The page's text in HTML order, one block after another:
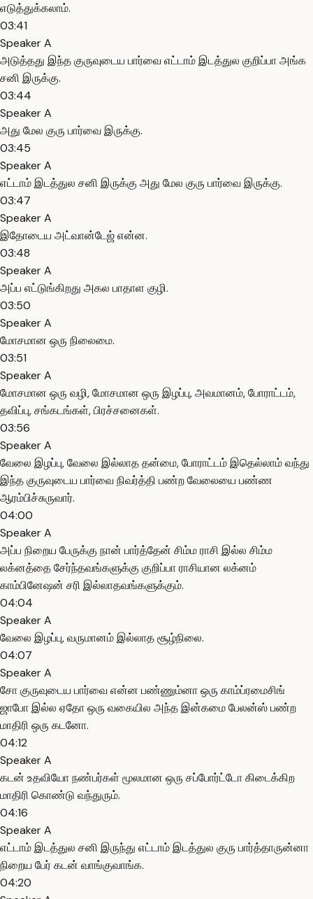
எடுத்துக்கலாம்.
03:41
Speaker A
அடுத்தது இந்த குருவுடைய பார்வை எட்டாம் இடத்துல குறிப்பா அங்க
சனி இருக்கு.
03:44
Speaker A
அது மேல குரு பார்வை இருக்கு.
03:45
Speaker A
எட்டாம் இடத்துல சனி இருக்கு அது மேல குரு பார்வை இருக்கு.
03:47
Speaker A
இதோடைய அட்வான்டேஜ் என்ன.
03:48
Speaker A
அப்ப எட்டுங்கிறது அகல பாதாள குழி.
03:50
Speaker A
மோசமான ஒரு நிலைமை.
03:51
Speaker A
மோசமான ஒரு வழி, மோசமான ஒரு இழப்பு, அவமானம், போராட்டம்,
தவிப்பு, சங்கடங்கள், பிரச்சனைகள்.
03:56
Speaker A
வேலை இழப்பு, வேலை இல்லாத தன்மை, போராட்டம் இதெல்லாம் வந்து
இந்த குருவுடைய பார்வை நிவர்த்தி பண்ற வேலையை பண்ண
ஆரம்பிச்சுருவார்.
04:00
Speaker A
அப்ப நிறைய பேருக்கு நான் பார்த்தேன் சிம்ம ராசி இல்ல சிம்ம
லக்னத்தை சேர்ந்தவங்களுக்கு குறிப்பா ராசியான லக்னம்
காம்பினேஷன் சரி இல்லாதவங்களுக்கும்.
04:04
Speaker A
வேலை இழப்பு, வருமானம் இல்லாத சூழ்நிலை.
04:07
Speaker A
சோ குருவுடைய பார்வை என்ன பண்ணும்னா ஒரு காம்ப்ரமைசிங்
ஜாபோ இல்ல ஏதோ ஒரு வகையில அந்த இன்கமை பேலன்ஸ் பண்ற
மாதிரி ஒரு கடனோ.
04:12
Speaker A
கடன் உதவியோ நண்பர்கள் மூலமான ஒரு சப்போர்ட்டோ கிடைக்கிற
மாதிரி கொண்டு வந்துரும்.
04:16
Speaker A
எட்டாம் இடத்துல சனி இருந்து எட்டாம் இடத்துல குரு பார்த்தாருன்னா
நிறைய பேர் கடன் வாங்குவாங்க.
04:20